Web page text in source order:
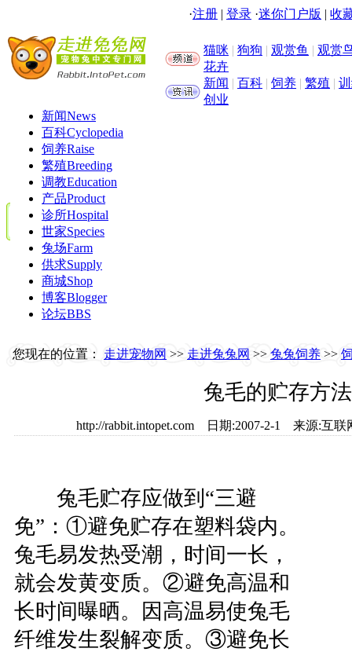
·注册 | 登录 ·迷你门户版 | 收
猫咪 | 狗狗 | 观赏鱼 | 观赏
花卉
新闻 | 百科 | 饲养 | 繁殖 |
创业
新闻News
百科Cyclopedia
饲养Raise
繁殖Breeding
调教Education
产品Product
诊所Hospital
世家Species
兔场Farm
供求Supply
商城Shop
博客Blogger
论坛BBS
您现在的位置： 走进宠物网 >> 走进兔兔网 >> 兔兔饲养 >>
兔毛的贮存方法
http://rabbit.intopet.com 日期:2007-2-1 来源:互
兔毛贮存应做到“三避
免”：①避免贮存在塑料袋内。
兔毛易发热受潮，时间一长，
就会发黄变质。②避免高温和
长时间曝晒。因高温易使兔毛
纤维发生裂解变质。③避免长